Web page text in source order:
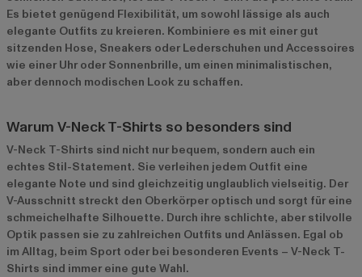
Es bietet genügend Flexibilität, um sowohl lässige als auch
elegante Outfits zu kreieren. Kombiniere es mit einer gut
sitzenden Hose, Sneakers oder Lederschuhen und Accessoires
wie einer Uhr oder Sonnenbrille, um einen minimalistischen,
aber dennoch modischen Look zu schaffen.
Warum V-Neck T-Shirts so besonders sind
V-Neck T-Shirts sind nicht nur bequem, sondern auch ein
echtes Stil-Statement. Sie verleihen jedem Outfit eine
elegante Note und sind gleichzeitig unglaublich vielseitig. Der
V-Ausschnitt streckt den Oberkörper optisch und sorgt für eine
schmeichelhafte Silhouette. Durch ihre schlichte, aber stilvolle
Optik passen sie zu zahlreichen Outfits und Anlässen. Egal ob
im Alltag, beim Sport oder bei besonderen Events – V-Neck T-
Shirts sind immer eine gute Wahl.